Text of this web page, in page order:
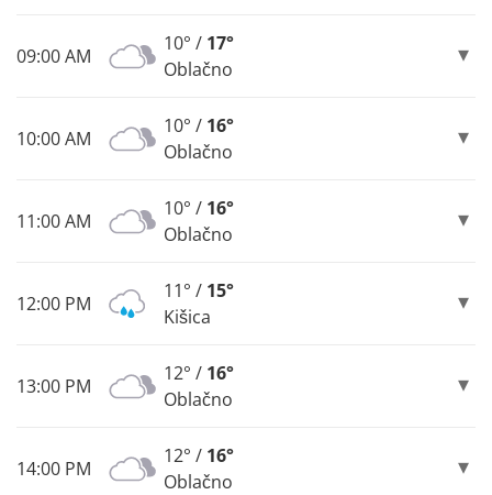
09:00 AM
10° / 17°
Oblačno
10:00 AM
10° / 16°
Oblačno
11:00 AM
10° / 16°
Oblačno
12:00 PM
11° / 15°
Kišica
13:00 PM
12° / 16°
Oblačno
14:00 PM
12° / 16°
Oblačno